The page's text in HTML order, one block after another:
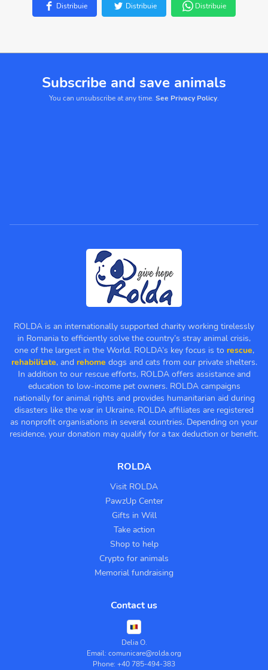
Distribuie Distribuie Distribuie
Subscribe and save animals
You can unsubscribe at any time. See Privacy Policy.
ROLDA is an internationally supported charity working tirelessly
in Romania to efficiently solve the country’s stray animal crisis,
one of the largest in the World. ROLDA’s key focus is to rescue,
rehabilitate, and rehome dogs and cats from our private shelters.
In addition to our rescue efforts, ROLDA offers assistance and
education to low-income pet owners. ROLDA campaigns
nationally for animal rights and provides humanitarian aid during
disasters like the war in Ukraine. ROLDA affiliates are registered
as nonprofit organisations in several countries. Depending on your
residence, your donation may qualify for a tax deduction or benefit.
ROLDA
Visit ROLDA
PawzUp Center
Gifts in Will
Take action
Shop to help
Crypto for animals
Memorial fundraising
Contact us
Delia O.
Email: comunicare@rolda.org
Phone: +40 785-494-383